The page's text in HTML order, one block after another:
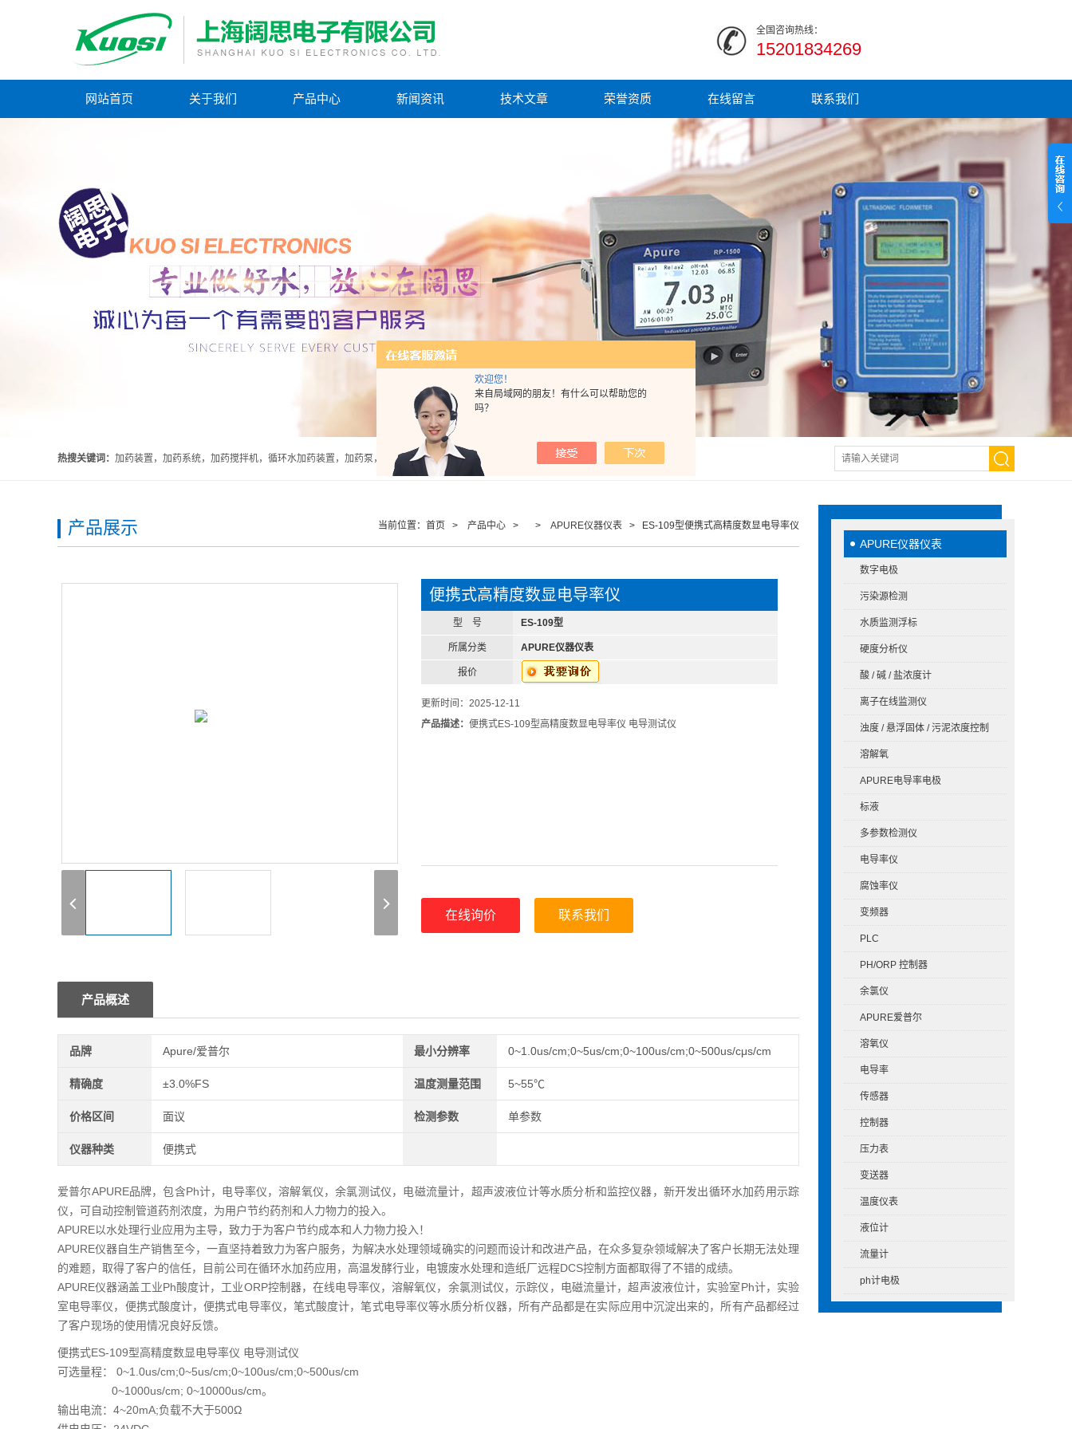
欢迎您！
来自局域网的朋友！有什么可以帮助您的
吗？
全国咨询热线：
15201834269
网站首页 关于我们 产品中心 新闻资讯 技术文章 荣誉资质 在线留言 联系我们
热搜关键词： 加药装置，加药系统，加药搅拌机，循环水加药装置，加药泵，计量泵，气动隔膜泵，PH计，酸度计 |
APURE仪器仪表
数字电极
污染源检测
水质监测浮标
硬度分析仪
酸 / 碱 / 盐浓度计
离子在线监测仪
浊度 / 悬浮固体 / 污泥浓度控制
溶解氧
APURE电导率电极
标液
多参数检测仪
电导率仪
腐蚀率仪
变频器
PLC
PH/ORP 控制器
余氯仪
APURE爱普尔
溶氧仪
电导率
传感器
控制器
压力表
变送器
温度仪表
液位计
流量计
ph计电极
当前位置： 首页 > 产品中心 > > APURE仪器仪表 > ES-109型便携式高精度数显电导率仪
产品展示
便携式高精度数显电导率仪
型 号 ES-109型
所属分类 APURE仪器仪表
报价
更新时间：2025-12-11
产品描述：便携式ES-109型高精度数显电导率仪 电导测试仪
在线询价 联系我们
产品概述
品牌 Apure/爱普尔 最小分辨率 0~1.0us/cm;0~5us/cm;0~100us/cm;0~500us/cμs/cm
精确度 ±3.0%FS 温度测量范围 5~55℃
价格区间 面议 检测参数 单参数
仪器种类 便携式
爱普尔APURE品牌，包含Ph计，电导率仪，溶解氧仪，余氯测试仪，电磁流量计，超声波液位计等水质分析和监控仪器，新开发出循环水加药用示踪
仪，可自动控制管道药剂浓度，为用户节约药剂和人力物力的投入。
APURE以水处理行业应用为主导，致力于为客户节约成本和人力物力投入！
APURE仪器自生产销售至今，一直坚持着致力为客户服务，为解决水处理领域确实的问题而设计和改进产品，在众多复杂领域解决了客户长期无法处理
的难题，取得了客户的信任，目前公司在循环水加药应用，高温发酵行业，电镀废水处理和造纸厂远程DCS控制方面都取得了不错的成绩。
APURE仪器涵盖工业Ph酸度计，工业ORP控制器，在线电导率仪，溶解氧仪，余氯测试仪，示踪仪，电磁流量计，超声波液位计，实验室Ph计，实验
室电导率仪，便携式酸度计，便携式电导率仪，笔式酸度计，笔式电导率仪等水质分析仪器，所有产品都是在实际应用中沉淀出来的，所有产品都经过
了客户现场的使用情况良好反馈。
便携式ES-109型高精度数显电导率仪 电导测试仪
可选量程： 0~1.0us/cm;0~5us/cm;0~100us/cm;0~500us/cm
0~1000us/cm; 0~10000us/cm。
输出电流：4~20mA;负载不大于500Ω